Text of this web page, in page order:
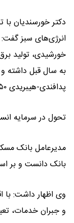
دکتر خورسندیان
به سال قبل داشته و
پدافندی-هیبریدی ۵۰ کیلوواتی راه‌اندازی شده است.»
تحول در سرمایه
مدیرعامل بانک
بانک دانست و بر
وی اظهار داشت: با